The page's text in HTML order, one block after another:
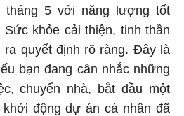
tháng 5 với năng lượng tốt
khỏe cải thiện, tinh thần
ra quyết định rõ ràng. Đây là
bạn đang cân nhắc những
chuyển nhà, bắt đầu một
động dự án cá nhân đã